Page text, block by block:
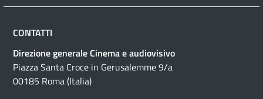
CONTATTI
Direzione generale Cinema e audiovisivo
Piazza Santa Croce in Gerusalemme 9/a
00185 Roma (Italia)